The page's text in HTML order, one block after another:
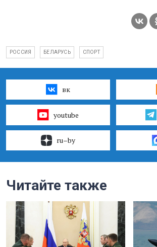
РОССИЯ БЕЛАРУСЬ СПОРТ
вк
youtube
ru–by
Читайте также